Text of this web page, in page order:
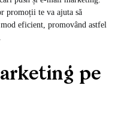
promoții te va ajuta să
eficient, promovând astfel
pe